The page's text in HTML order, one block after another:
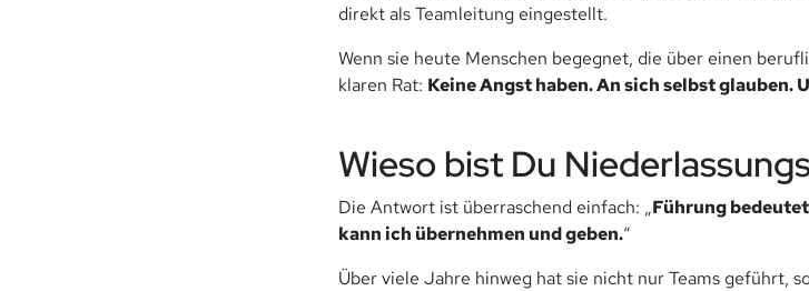
direkt als Teamleitung eingestellt.
Wenn sie heute Menschen begegnet, die über einen
klaren Rat: Keine Angst haben. An sich selbst glauben.
Wieso bist Du
Die Antwort ist überraschend einfach: „Führung
kann ich übernehmen und geben.“
Über viele Jahre hinweg hat sie nicht nur Teams geführt,